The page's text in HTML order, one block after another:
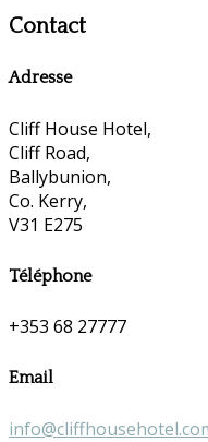
Contact
Adresse
Cliff House Hotel,
Cliff Road,
Ballybunion,
Co. Kerry,
V31 E275
Téléphone
+353 68 27777
Email